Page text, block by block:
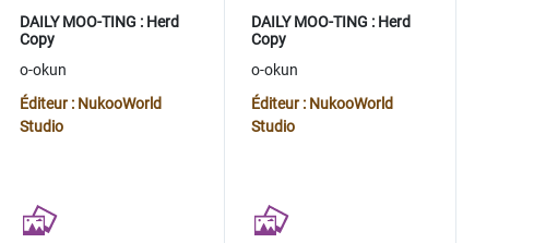
DAILY MOO-TING : Herd
Copy
o-okun
Éditeur : NukooWorld
Studio
DAILY MOO-TING : Herd
Copy
o-okun
Éditeur : NukooWorld
Studio